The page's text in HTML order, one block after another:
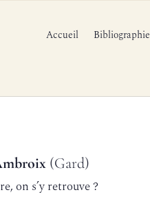
Accueil Bibliographie
(Gard)
on s’y retrouve ?